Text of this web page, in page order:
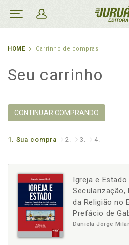
HOME Carrinho de compras
Seu carrinho
CONTINUAR COMPRANDO
1. Sua compra 2. 3. 4.
Igreja e
Secularização,
da Religião no
Prefácio de
Daniela Jorge